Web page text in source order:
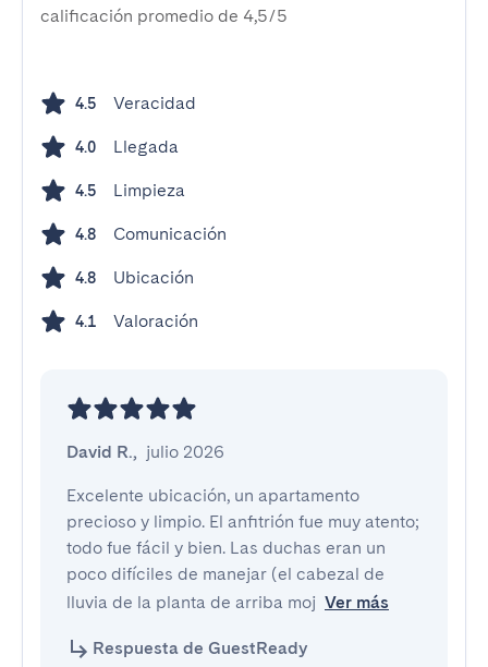
calificación promedio de 4,5/5
4.5 Veracidad
4.0 Llegada
4.5 Limpieza
4.8 Comunicación
4.8 Ubicación
4.1 Valoración
David R., julio 2026
Excelente ubicación, un apartamento
precioso y limpio. El anfitrión fue muy atento;
todo fue fácil y bien. Las duchas eran un
poco difíciles de manejar (el cabezal de
lluvia de la planta de arriba moj Ver más
Respuesta de GuestReady